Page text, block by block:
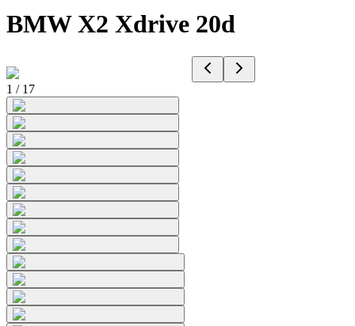
BMW X2 Xdrive 20d
1 / 17